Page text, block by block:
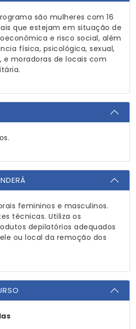
são mulheres com 16
que estejam em situação de
e risco social, além
física, psicológica, sexual,
moradoras de locais com
femininos e masculinos.
técnicas. Utiliza os
depilatórios adequados
ou local da remoção dos